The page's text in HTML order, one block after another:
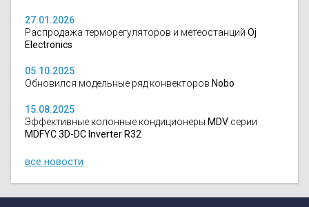
27.01.2026
Распродажа терморегуляторов и метеостанций Oj
Electronics
05.10.2025
Обновился модельные ряд конвекторов Nobo
15.08.2025
Эффективные колонные кондиционеры MDV серии
MDFYC 3D-DC Inverter R32
все новости